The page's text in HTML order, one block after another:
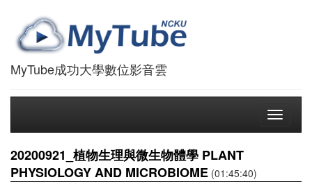
MyTube成功大學數位影音雲
Toggle
20200921_植物生理與微生物體學 PLANT
PHYSIOLOGY AND MICROBIOME (01:45:40)